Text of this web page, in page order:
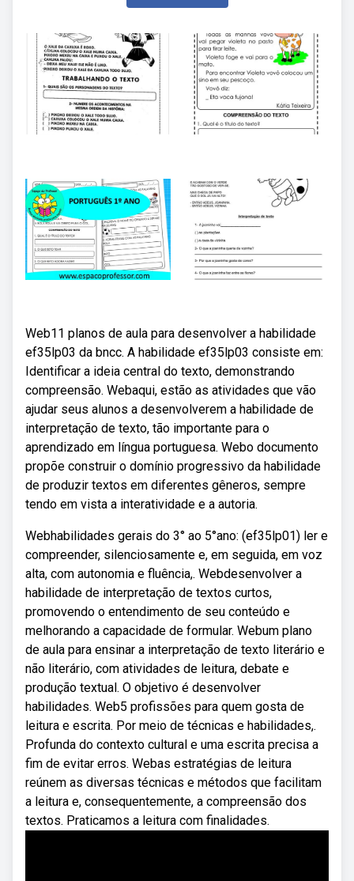
Web11 planos de aula para desenvolver a habilidade
ef35lp03 da bncc. A habilidade ef35lp03 consiste em:
Identificar a ideia central do texto, demonstrando
compreensão. Webaqui, estão as atividades que vão
ajudar seus alunos a desenvolverem a habilidade de
interpretação de texto, tão importante para o
aprendizado em língua portuguesa. Webo documento
propõe construir o domínio progressivo da habilidade
de produzir textos em diferentes gêneros, sempre
tendo em vista a interatividade e a autoria.
Webhabilidades gerais do 3° ao 5°ano: (ef35lp01) ler e
compreender, silenciosamente e, em seguida, em voz
alta, com autonomia e fluência,. Webdesenvolver a
habilidade de interpretação de textos curtos,
promovendo o entendimento de seu conteúdo e
melhorando a capacidade de formular. Webum plano
de aula para ensinar a interpretação de texto literário e
não literário, com atividades de leitura, debate e
produção textual. O objetivo é desenvolver
habilidades. Web5 profissões para quem gosta de
leitura e escrita. Por meio de técnicas e habilidades,.
Profunda do contexto cultural e uma escrita precisa a
fim de evitar erros. Webas estratégias de leitura
reúnem as diversas técnicas e métodos que facilitam
a leitura e, consequentemente, a compreensão dos
textos. Praticamos a leitura com finalidades.